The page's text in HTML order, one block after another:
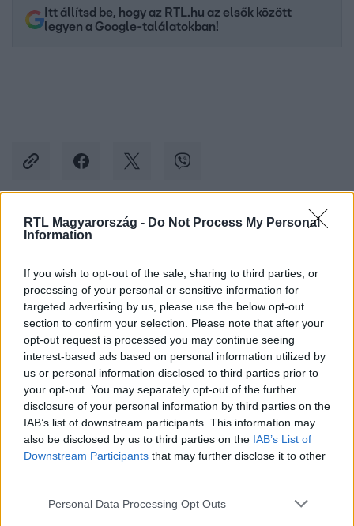
RTL Magyarország - Do Not Process My Personal
Information
If you wish to opt-out of the sale, sharing to third parties, or
processing of your personal or sensitive information for
targeted advertising by us, please use the below opt-out
section to confirm your selection. Please note that after your
opt-out request is processed you may continue seeing
interest-based ads based on personal information utilized by
us or personal information disclosed to third parties prior to
your opt-out. You may separately opt-out of the further
disclosure of your personal information by third parties on the
IAB’s list of downstream participants. This information may
also be disclosed by us to third parties on the IAB’s List of
Downstream Participants that may further disclose it to other
Please note that this website/app uses one or more Google
Personal Data Processing Opt Outs
Itt állítsd be, hogy az RTL.hu az elsők között
legyen a Google-találatokban!
Kövess minket, és értesülj a friss hírekről a
Követem
BALESET-BŰNÜGY ITTAS VEZETÉS # ALKOHOL
#PÁRKAPCSOLAT